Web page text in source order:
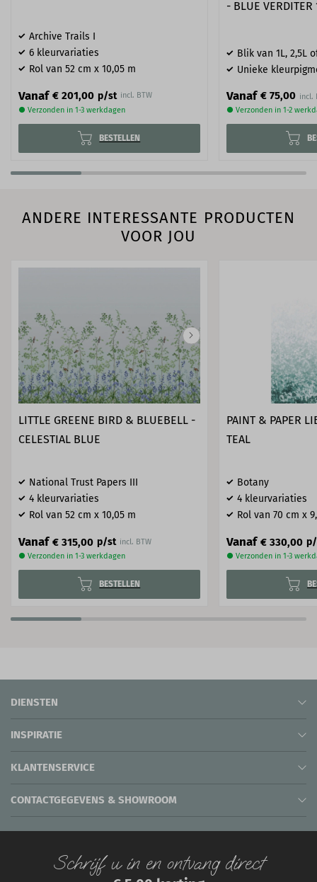
Archive Trails I
6 kleurvariaties
Rol van 52 cm x 10,05 m
Vanaf € 201,00 p/st incl. BTW
● Verzonden in 1-3 werkdagen
BESTELLEN
- BLUE VERDITER
Blik van 1L, 2,5L
Unieke
Vanaf € 75,00
● Verzonden in 1-2
ANDERE INTERESSANTE PRODUCTEN
VOOR JOU
LITTLE GREENE BIRD & BLUEBELL -
CELESTIAL BLUE
National Trust Papers III
4 kleurvariaties
Rol van 52 cm x 10,05 m
Vanaf € 315,00 p/st incl. BTW
● Verzonden in 1-3 werkdagen
BESTELLEN
PAINT & PAPER
TEAL
Botany
4 kleurvariaties
Rol van 70 cm x
Vanaf € 330,00
● Verzonden in 1-3
DIENSTEN
INSPIRATIE
KLANTENSERVICE
CONTACTGEGEVENS & SHOWROOM
Schrijf u in en ontvang direct